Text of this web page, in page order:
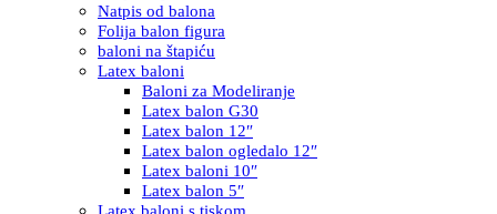
Natpis od balona
Folija balon figura
baloni na štapiću
Latex baloni
Baloni za Modeliranje
Latex balon G30
Latex balon 12″
Latex balon ogledalo 12″
Latex baloni 10″
Latex balon 5″
Latex baloni s tiskom